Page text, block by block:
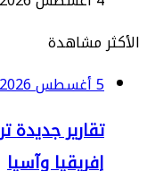
جديدة ترصد
وآسيا